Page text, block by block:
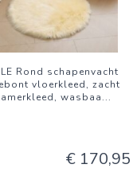
Rond schapenvacht
vloerkleed, zacht
wasbaa...
€ 170,95